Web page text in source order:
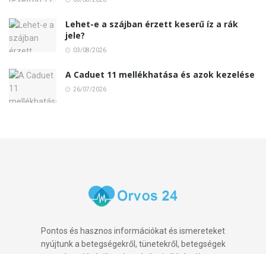
Lehet-e a szájban érzett keserű íz a rák
jele?
03/08/2026
A Caduet 11 mellékhatása és azok kezelése
26/07/2026
Pontos és hasznos információkat és ismereteket
nyújtunk a betegségekről, tünetekről, betegségek